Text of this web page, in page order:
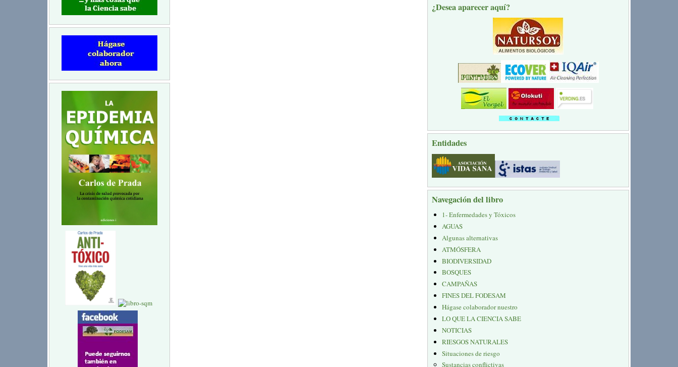
¿Desea aparecer aquí?
Entidades
Navegación del libro
1- Enfermedades y Tóxicos
AGUAS
Algunas alternativas
ATMÓSFERA
BIODIVERSIDAD
BOSQUES
CAMPAÑAS
FINES DEL FODESAM
Hágase colaborador nuestro
LO QUE LA CIENCIA SABE
NOTICIAS
RIESGOS NATURALES
Situaciones de riesgo
Sustancias conflictivas